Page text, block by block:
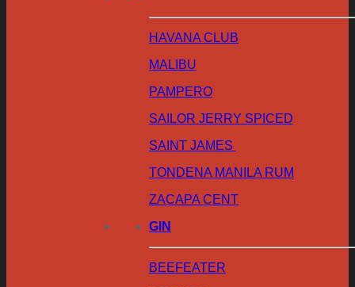
HAVANA CLUB
MALIBU
PAMPERO
SAILOR JERRY SPICED
SAINT JAMES
TONDENA MANILA RUM
ZACAPA CENT
GIN
BEEFEATER